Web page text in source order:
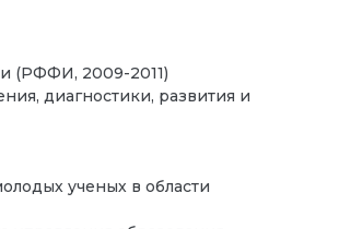
(РФФИ, 2009-2011)
диагностики, развития и
ученых в области